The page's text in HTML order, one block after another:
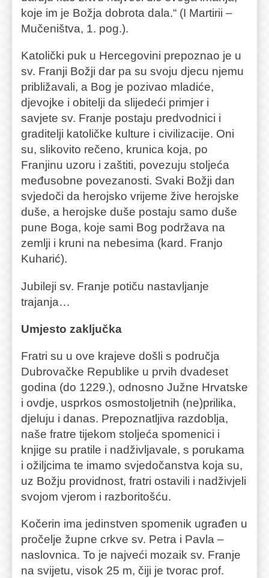
koje im je Božja dobrota dala.“ (I Martirii –
Mučeništva, 1. pog.).
Katolički puk u Hercegovini prepoznao je u
sv. Franji Božji dar pa su svoju djecu njemu
približavali, a Bog je pozivao mladiće,
djevojke i obitelji da slijedeći primjer i
savjete sv. Franje postaju predvodnici i
graditelji katoličke kulture i civilizacije. Oni
su, slikovito rečeno, krunica koja, po
Franjinu uzoru i zaštiti, povezuju stoljeća
međusobne povezanosti. Svaki Božji dan
svjedoči da herojsko vrijeme žive herojske
duše, a herojske duše postaju samo duše
pune Boga, koje sami Bog podržava na
zemlji i kruni na nebesima (kard. Franjo
Kuharić).
Jubileji sv. Franje potiču nastavljanje
trajanja…
Umjesto zaključka
Fratri su u ove krajeve došli s područja
Dubrovačke Republike u prvih dvadeset
godina (do 1229.), odnosno Južne Hrvatske
i ovdje, usprkos osmostoljetnih (ne)prilika,
djeluju i danas. Prepoznatljiva razdoblja,
naše fratre tijekom stoljeća spomenici i
knjige su pratile i nadživljavale, s porukama
i ožiljcima te imamo svjedočanstva koja su,
uz Božju providnost, fratri ostavili i nadživjeli
svojom vjerom i razboritošću.
Kočerin ima jedinstven spomenik ugrađen u
pročelje župne crkve sv. Petra i Pavla –
naslovnica. To je najveći mozaik sv. Franje
na svijetu, visok 25 m, čiji je tvorac prof.